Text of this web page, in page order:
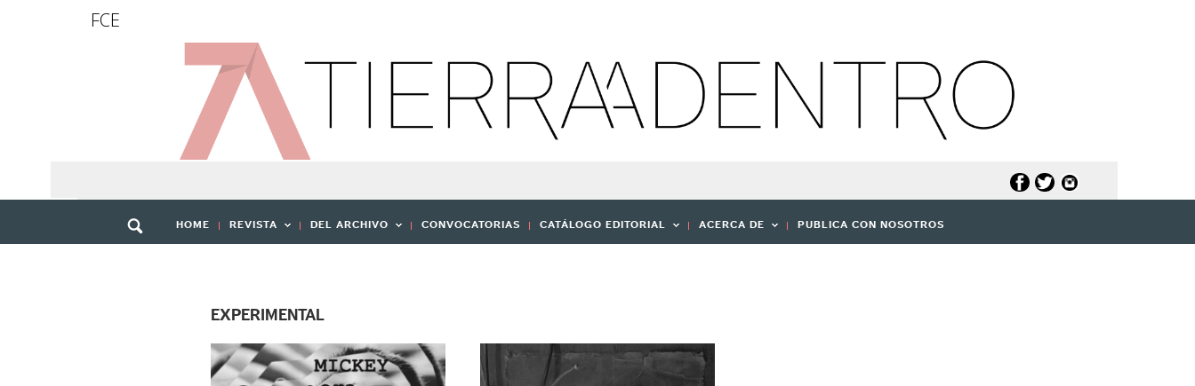
FCE
HOME REVISTA DEL ARCHIVO CONVOCATORIAS CATÁLOGO EDITORIAL ACERCA DE PUBLICA CON NOSOTROS
EXPERIMENTAL